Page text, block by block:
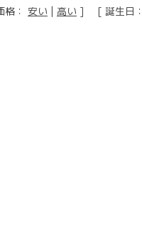
： 安い | 高い ] [ 誕生日：